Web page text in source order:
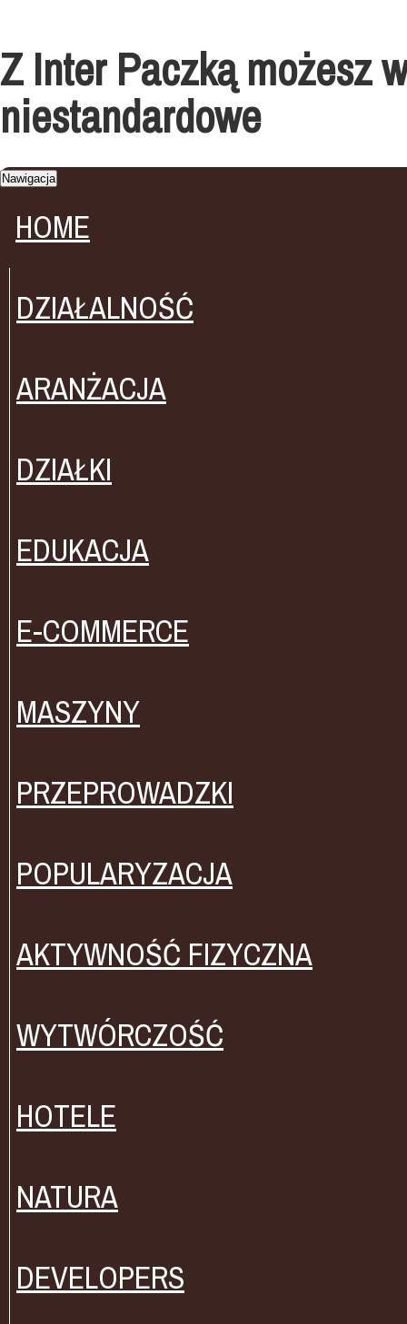
Z Inter Paczką możesz
niestandardowe
Nawigacja
HOME
DZIAŁALNOŚĆ
ARANŻACJA
DZIAŁKI
EDUKACJA
E-COMMERCE
MASZYNY
PRZEPROWADZKI
POPULARYZACJA
AKTYWNOŚĆ FIZYCZNA
WYTWÓRCZOŚĆ
HOTELE
NATURA
DEVELOPERS